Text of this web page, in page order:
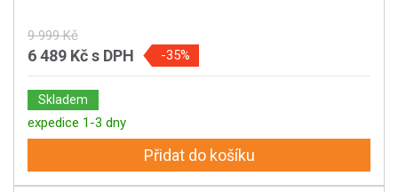
9 999 Kč
6 489 Kčs DPH -35%
Skladem
expedice 1-3 dny
Přidat do košíku